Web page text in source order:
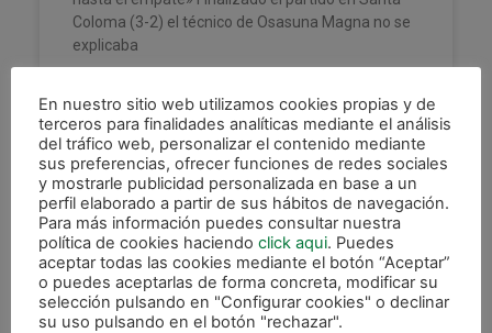
Coloma (3-2) el técnico de Osasuna Magna no se
explicaba
21 octubre, 2022
XOTA
En nuestro sitio web utilizamos cookies propias y de
terceros para finalidades analíticas mediante el análisis
del tráfico web, personalizar el contenido mediante
sus preferencias, ofrecer funciones de redes sociales
y mostrarle publicidad personalizada en base a un
perfil elaborado a partir de sus hábitos de navegación.
Para más información puedes consultar nuestra
política de cookies haciendo click aqui. Puedes
aceptar todas las cookies mediante el botón “Aceptar”
o puedes aceptarlas de forma concreta, modificar su
selección pulsando en "Configurar cookies" o declinar
su uso pulsando en el botón "rechazar".